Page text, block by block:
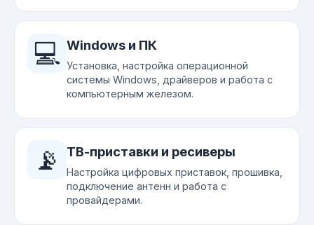
💻 Windows и ПК
Установка, настройка операционной
системы Windows, драйверов и работа с
компьютерным железом.
📡 ТВ-приставки и ресиверы
Настройка цифровых приставок, прошивка,
подключение антенн и работа с
провайдерами.